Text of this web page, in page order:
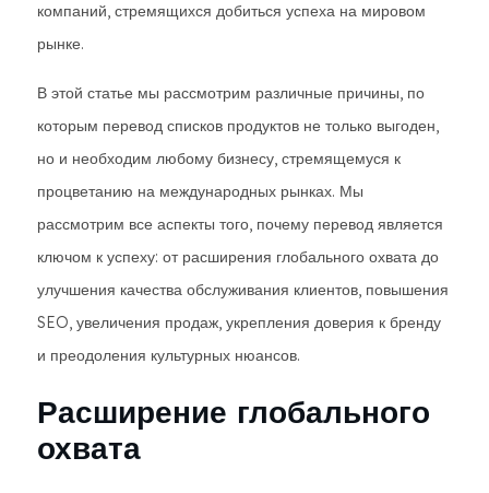
компаний, стремящихся добиться успеха на мировом
рынке.
В этой статье мы рассмотрим различные причины, по
которым перевод списков продуктов не только выгоден,
но и необходим любому бизнесу, стремящемуся к
процветанию на международных рынках. Мы
рассмотрим все аспекты того, почему перевод является
ключом к успеху: от расширения глобального охвата до
улучшения качества обслуживания клиентов, повышения
SEO, увеличения продаж, укрепления доверия к бренду
и преодоления культурных нюансов.
Расширение глобального
охвата